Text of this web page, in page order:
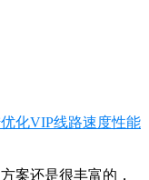
化VIP线路速度性能
案还是很丰富的，